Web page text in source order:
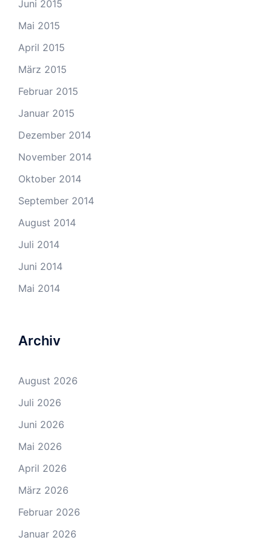
Juni 2015
Mai 2015
April 2015
März 2015
Februar 2015
Januar 2015
Dezember 2014
November 2014
Oktober 2014
September 2014
August 2014
Juli 2014
Juni 2014
Mai 2014
Archiv
August 2026
Juli 2026
Juni 2026
Mai 2026
April 2026
März 2026
Februar 2026
Januar 2026